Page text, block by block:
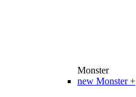
Monster
new Monster +